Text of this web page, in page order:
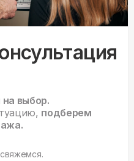
выбор.
подберем